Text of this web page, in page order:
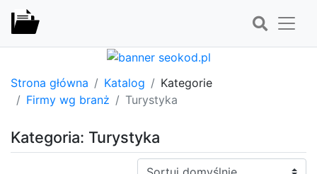
Strona główna Katalog
Kategorie
Firmy wg branż
Turystyka
Kategoria: Turystyka
Sortuj: